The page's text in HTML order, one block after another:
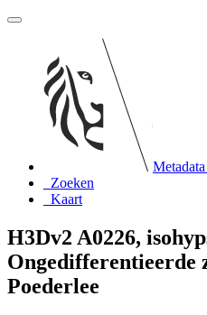
Zoeken
Kaart
H3Dv2 A0226,
Ongedifferentieerde
Poederlee